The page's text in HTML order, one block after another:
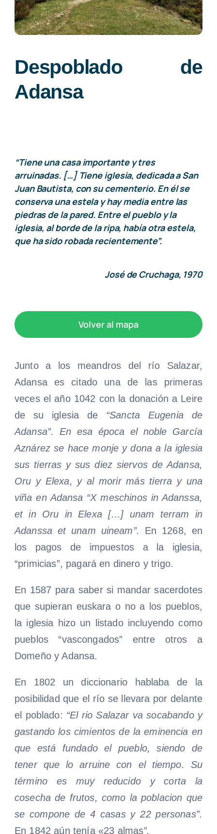
Turismo
Contacto
Castellano
Despoblado de
Adansa
“Tiene una casa importante y tres
arruinadas. […] Tiene iglesia, dedicada a San
Juan Bautista, con su cementerio. En él se
conserva una estela y hay media entre las
piedras de la pared. Entre el pueblo y la
iglesia, al borde de la ripa, había otra estela,
que ha sido robada recientemente”.
José de Cruchaga, 1970
Volver al mapa
Junto a los meandros del río Salazar,
Adansa es citado una de las primeras
veces el año 1042 con la donación a Leire
de su iglesia de “Sancta Eugenia de
Adansa”. En esa época el noble García
Aznárez se hace monje y dona a la iglesia
sus tierras y sus diez siervos de Adansa,
Oru y Elexa, y al morir más tierra y una
viña en Adansa “X meschinos in Adanssa,
et in Oru in Elexa […] unam terram in
Adanssa et unam uineam”.
En 1268, en
los pagos de impuestos a la iglesia,
“primicias”, pagará en dinero y trigo.
En 1587 para saber si mandar sacerdotes
que supieran euskara o no a los pueblos,
la iglesia hizo un listado incluyendo como
pueblos “vascongados” entre otros a
Domeño y Adansa.
En 1802 un diccionario hablaba de la
posibilidad que el río se llevara por delante
el poblado: “El rio Salazar va socabando y
gastando los cimientos de la eminencia en
que está fundado el pueblo, siendo de
tener que lo arruine con el tiempo. Su
término es muy reducido y corta la
cosecha de frutos, como la poblacion que
se compone de 4 casas y 22 personas”.
En 1842 aún tenía «23 almas”.